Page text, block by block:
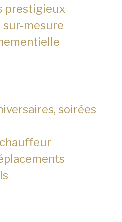
prestigieux
sur-mesure
soirées